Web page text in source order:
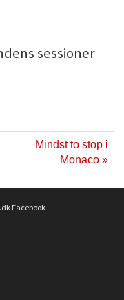
sessioner
Mindst to stop i
Monaco »
Facebook